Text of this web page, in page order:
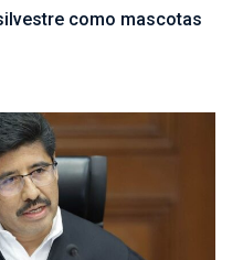
como mascotas